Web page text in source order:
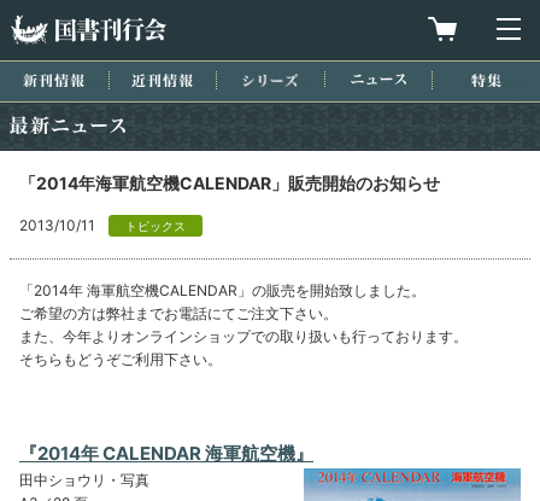
買物カゴを
新刊情報 近刊情報 シリーズ ニュース
「2014年海軍航空機CALENDAR」販売開始のお知らせ
2013/10/11 トピックス
「2014年 海軍航空機CALENDAR」の販売を開始致しました。
ご希望の方は弊社までお電話にてご注文下さい。
また、今年よりオンラインショップでの取り扱いも行っております。
そちらもどうぞご利用下さい。
『2014年 CALENDAR 海軍航空機』
田中ショウリ・写真